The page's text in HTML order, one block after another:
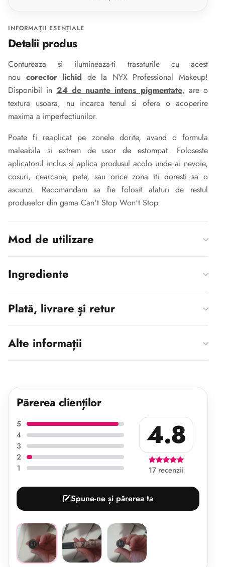
INFORMAȚII ESENȚIALE
Detalii produs
Contureaza si ilumineaza-ti trasaturile cu acest
nou corector lichid de la NYX Professional Makeup!
Disponibil in 24 de nuante intens pigmentate, are o
textura usoara, nu incarca tenul si ofera o acoperire
maxima a imperfectiunilor.
Poate fi reaplicat pe zonele dorite, avand o formula
maleabila si extrem de usor de estompat. Foloseste
aplicatorul inclus si aplica produsul acolo unde ai nevoie,
cosuri, cearcane, pete, sau orice zona iti doresti sa o
ascunzi. Recomandam sa fie folosit alaturi de restul
produselor din gama Can't Stop Won't Stop.
Mod de utilizare
Ingrediente
Plată, livrare și retur
Alte informații
Părerea clienților
5
4
3
2
1
4.8
17 recenzii
Spune-ne și părerea ta